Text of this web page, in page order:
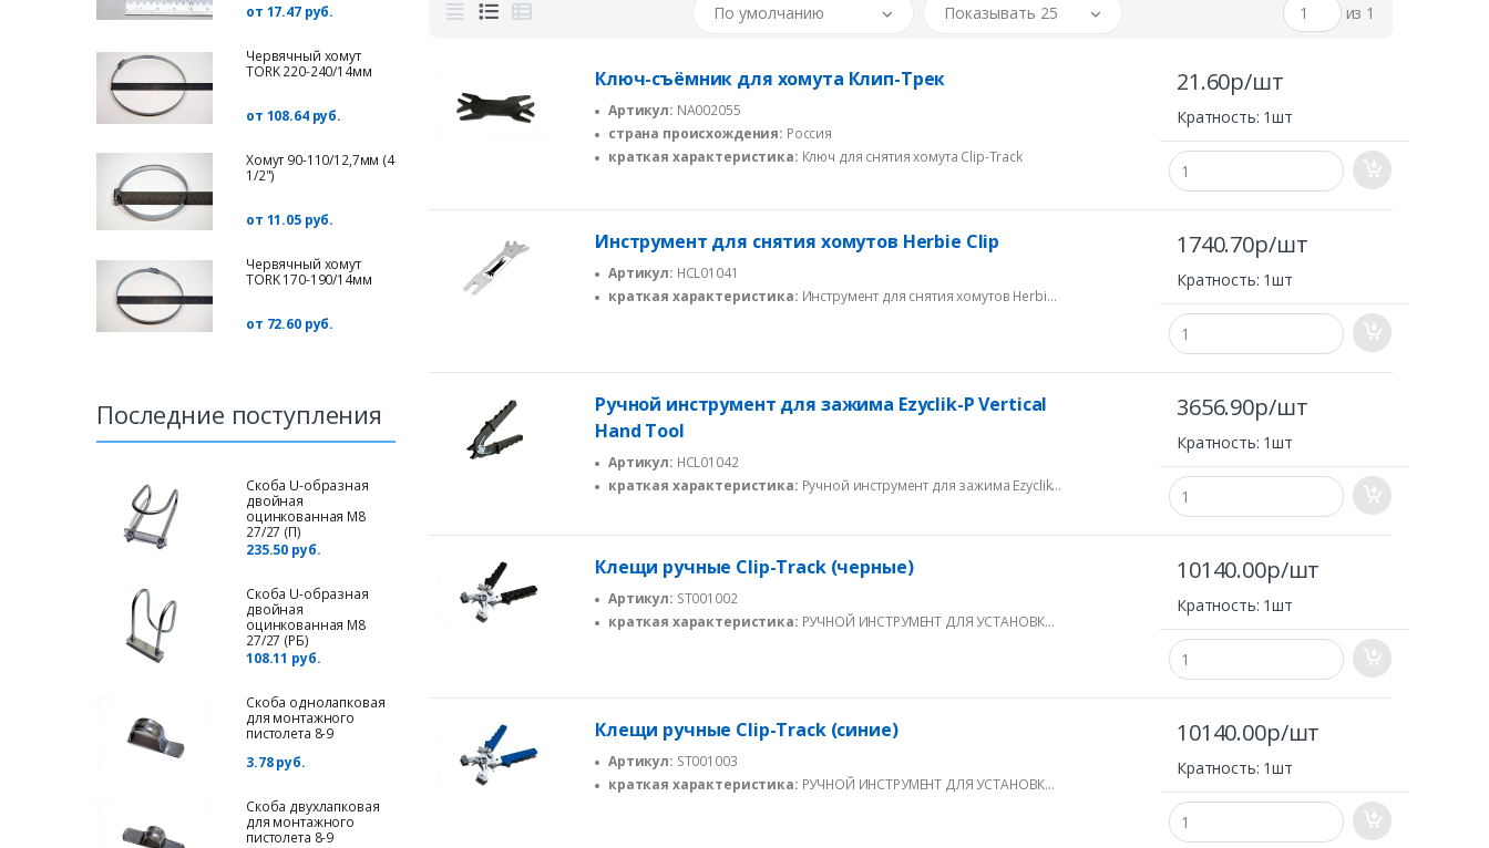
от 17.47 руб.
Червячный хомут
TORK 220-240/14мм
от 108.64 руб.
Хомут 90-110/12,7мм (4
1/2")
от 11.05 руб.
Червячный хомут
TORK 170-190/14мм
от 72.60 руб.
Последние поступления
Скоба U-образная
двойная
оцинкованная М8
27/27 (П)
235.50 руб.
Скоба U-образная
двойная
оцинкованная М8
27/27 (РБ)
108.11 руб.
Скоба однолапковая
для монтажного
пистолета 8-9
3.78 руб.
Скоба двухлапковая
для монтажного
пистолета 8-9
По умолчанию Показывать 25 из 1
Ключ-съёмник для хомута Клип-Трек
Артикул: NA002055
страна происхождения: Россия
краткая характеристика: Ключ для снятия хомута Clip-Track
21.60р/шт
Кратность: 1шт
Инструмент для снятия хомутов Herbie Clip
Артикул: HCL01041
краткая характеристика: Инструмент для снятия хомутов Herbie
1740.70р/шт
Кратность: 1шт
Ручной инструмент для зажима Ezyclik-P Vertical
Hand Tool
Артикул: HCL01042
краткая характеристика: Ручной инструмент для зажима Ezyclik-
3656.90р/шт
Кратность: 1шт
Клещи ручные Clip-Track (черные)
Артикул: ST001002
краткая характеристика: РУЧНОЙ ИНСТРУМЕНТ ДЛЯ УСТАНОВКИ
10140.00р/шт
Кратность: 1шт
Клещи ручные Clip-Track (синие)
Артикул: ST001003
краткая характеристика: РУЧНОЙ ИНСТРУМЕНТ ДЛЯ УСТАНОВКИ
10140.00р/шт
Кратность: 1шт